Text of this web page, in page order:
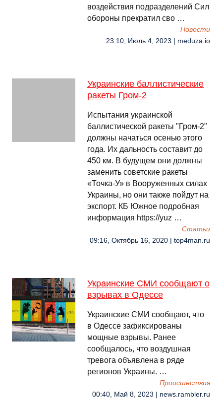
воздействия подразделений Сил
обороны прекратил сво …
Новости
23:10, Июль 4, 2023 | meduza.io
Украинские баллистические
ракеты Гром-2
Испытания украинской
баллистической ракеты "Гром-2"
должны начаться осенью этого
года. Их дальность составит до
450 км. В будущем они должны
заменить советские ракеты
«Точка-У» в Вооруженных силах
Украины, но они также пойдут на
экспорт. КБ Южное подробная
информация https://yuz …
Cтатьи
09:16, Октябрь 16, 2020 | top4man.ru
Украинские СМИ сообщают о
взрывах в Одессе
Украинские СМИ сообщают, что
в Одессе зафиксированы
мощные взрывы. Ранее
сообщалось, что воздушная
тревога объявлена в ряде
регионов Украины. …
Происшествия
00:40, Май 8, 2023 | news.rambler.ru